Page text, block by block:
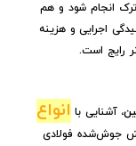
ترک انجام شود و هم
اجرایی و هزینه
رایج است.
، آشنایی با انواع
جوش‌شده فولادی